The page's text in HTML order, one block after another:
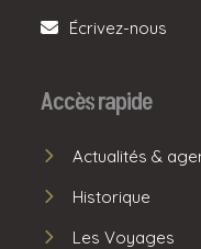
Écrivez-nous
Accès rapide
Actualités &
Historique
Les Voyages